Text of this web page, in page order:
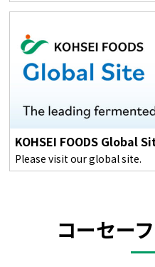
KOHSEI FOODS Global
Please visit our global site.
コーセー